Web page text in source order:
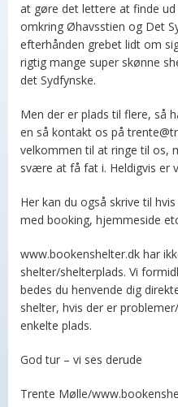
at gøre det lettere at finde
omkring Øhavsstien og Det
efterhånden grebet lidt om
rigtig mange super skønne
det Sydfynske.
Men der er plads til flere, så
en så kontakt os på
velkommen til at ringe til os,
svære at få fat i. Heldigvis er
Her kan du også skrive til
med booking, hjemmeside
www.bookenshelter.dk har
shelter/shelterplads. Vi
bedes du henvende dig
shelter, hvis der er
enkelte plads.
God tur – vi ses derude
Trente Mølle/